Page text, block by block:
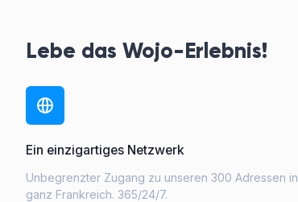
Lebe das Wojo-Erlebnis!
Ein einzigartiges Netzwerk
Unbegrenzter Zugang zu unseren 300 Adressen in
ganz Frankreich. 365/24/7.